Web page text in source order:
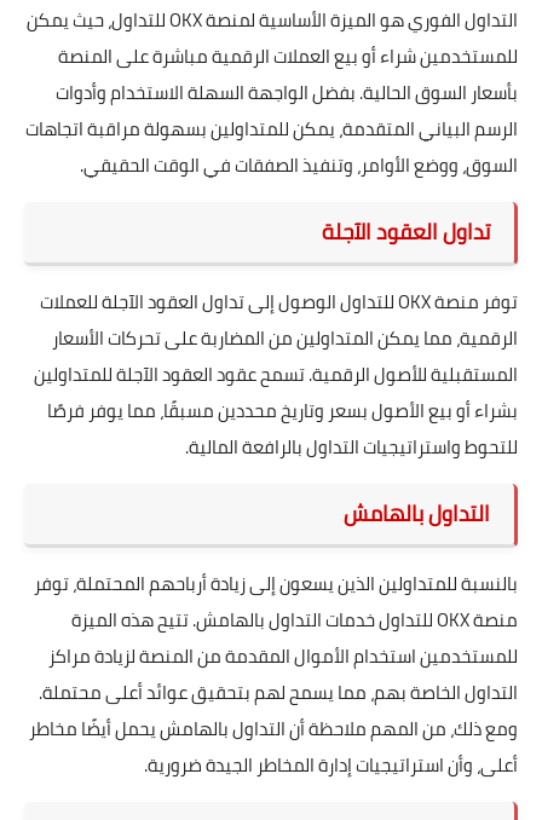
التداول الفوري هو الميزة الأساسية لمنصة OKX للتداول، حيث يمكن
للمستخدمين شراء أو بيع العملات الرقمية مباشرة على المنصة
بأسعار السوق الحالية. بفضل الواجهة السهلة الاستخدام وأدوات
الرسم البياني المتقدمة، يمكن للمتداولين بسهولة مراقبة اتجاهات
السوق، ووضع الأوامر، وتنفيذ الصفقات في الوقت الحقيقي.
تداول العقود الآجلة
توفر منصة OKX للتداول الوصول إلى تداول العقود الآجلة للعملات
الرقمية، مما يمكن المتداولين من المضاربة على تحركات الأسعار
المستقبلية للأصول الرقمية. تسمح عقود العقود الآجلة للمتداولين
بشراء أو بيع الأصول بسعر وتاريخ محددين مسبقًا، مما يوفر فرصًا
للتحوط واستراتيجيات التداول بالرافعة المالية.
التداول بالهامش
بالنسبة للمتداولين الذين يسعون إلى زيادة أرباحهم المحتملة، توفر
منصة OKX للتداول خدمات التداول بالهامش. تتيح هذه الميزة
للمستخدمين استخدام الأموال المقدمة من المنصة لزيادة مراكز
التداول الخاصة بهم، مما يسمح لهم بتحقيق عوائد أعلى محتملة.
ومع ذلك، من المهم ملاحظة أن التداول بالهامش يحمل أيضًا مخاطر
أعلى، وأن استراتيجيات إدارة المخاطر الجيدة ضرورية.